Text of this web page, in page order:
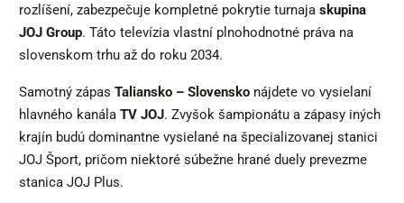
rozlíšení, zabezpečuje kompletné pokrytie turnaja skupina
JOJ Group. Táto televízia vlastní plnohodnotné práva na
slovenskom trhu až do roku 2034.
Samotný zápas Taliansko – Slovensko nájdete vo vysielaní
hlavného kanála TV JOJ. Zvyšok šampionátu a zápasy iných
krajín budú dominantne vysielané na špecializovanej stanici
JOJ Šport, pričom niektoré súbežne hrané duely prevezme
stanica JOJ Plus.